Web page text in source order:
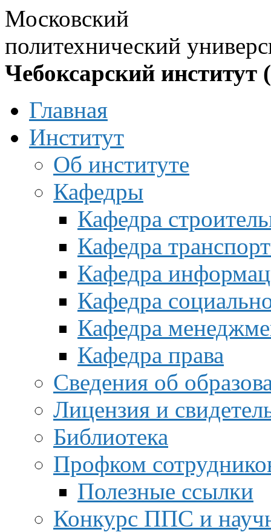
Московский
политехнический
Чебоксарский институт
Главная
Институт
Об институте
Кафедры
Кафедра
Кафедра
Кафедра
Кафедра
Кафедра
Кафедра права
Сведения об
Лицензия и
Библиотека
Профком
Полезные ссылки
Конкурс ППС и